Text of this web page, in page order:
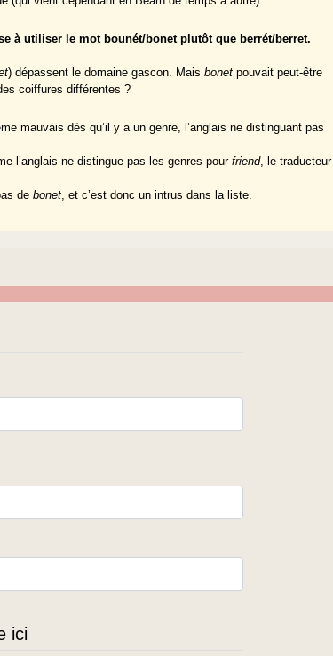
à utiliser le mot bounét/bonet plutôt que berrét/berret.
) dépassent le domaine gascon. Maisbonet pouvait peut-être
coiffures différentes ?
mauvais dès qu’il y a un genre, l’anglais ne distinguant pas
l’anglais ne distingue pas les genres pourfriend, le traducteur
debonet, et c’est donc un intrus dans la liste.
ici